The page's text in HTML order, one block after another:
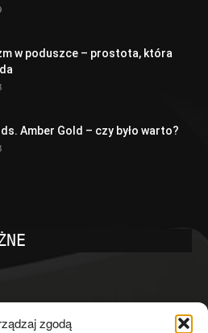
zgodą
w poduszce – prostota, która
Amber Gold – czy było warto?